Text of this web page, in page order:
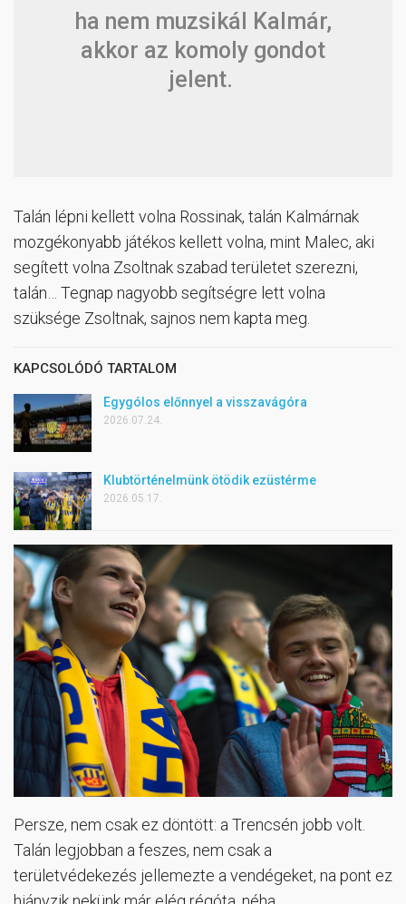
ha nem muzsikál Kalmár,
akkor az komoly gondot
jelent.
Talán lépni kellett volna Rossinak, talán Kalmárnak
mozgékonyabb játékos kellett volna, mint Malec, aki
segített volna Zsoltnak szabad területet szerezni,
talán… Tegnap nagyobb segítségre lett volna
szüksége Zsoltnak, sajnos nem kapta meg.
KAPCSOLÓDÓ TARTALOM
Egygólos előnnyel a visszavágóra
2026.07.24.
Klubtörténelmünk ötödik ezüstérme
2026.05.17.
Persze, nem csak ez döntött: a Trencsén jobb volt.
Talán legjobban a feszes, nem csak a
területvédekezés jellemezte a vendégeket, na pont ez